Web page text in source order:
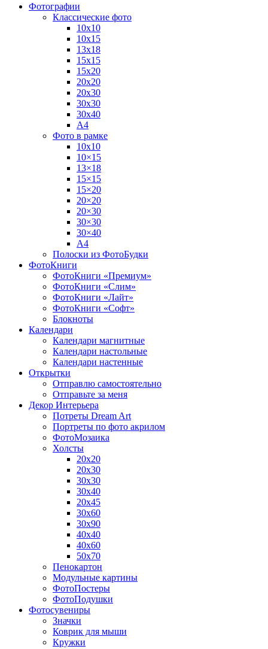
Фотографии
Классические фото
10х10
10х15
13х18
15х15
15х20
20х20
20х30
30х30
30х40
А4
Фото в рамке
10х10
10×15
13×18
15×15
15×20
20×20
20×30
30×30
30×40
A4
Полоски из ФотоБудки
ФотоКниги
ФотоКниги «Премиум»
ФотоКниги «Слим»
ФотоКниги «Лайт»
ФотоКниги «Софт»
Блокноты
Календари
Календари магнитные
Календари настольные
Календари настенные
Открытки
Отправлю самостоятельно
Отправьте за меня
Декор Интерьера
Потреты Dream Art
Портреты по фото акрилом
ФотоМозаика
Холсты
20х20
20х30
30х30
30х40
20х45
30х60
30х90
40х40
40х60
50х70
Пенокартон
Модульные картины
ФотоПостеры
ФотоПодушки
Фотоcувениры
Значки
Коврик для мыши
Кружки